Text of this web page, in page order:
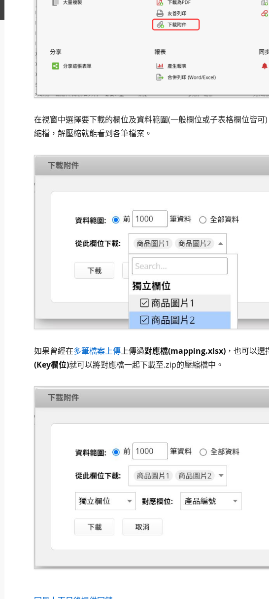
在視窗中選擇要下載的欄位及資料範圍(一般欄位或子表格欄位皆可
縮檔，解壓縮就能看到各筆檔案。
如果曾經在多筆檔案上傳上傳過對應檔(mapping.xlsx) ，也可以選
(Key欄位)就可以將對應檔一起下載至.zip的壓縮檔中。